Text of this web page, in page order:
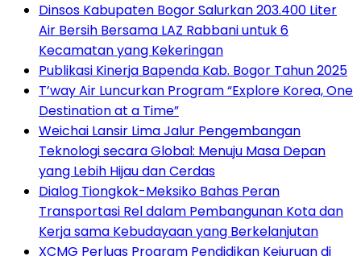
Dinsos Kabupaten Bogor Salurkan 203.400 Liter
Air Bersih Bersama LAZ Rabbani untuk 6
Kecamatan yang Kekeringan
Publikasi Kinerja Bapenda Kab. Bogor Tahun 2025
T’way Air Luncurkan Program “Explore Korea, One
Destination at a Time”
Weichai Lansir Lima Jalur Pengembangan
Teknologi secara Global: Menuju Masa Depan
yang Lebih Hijau dan Cerdas
Dialog Tiongkok-Meksiko Bahas Peran
Transportasi Rel dalam Pembangunan Kota dan
Kerja sama Kebudayaan yang Berkelanjutan
XCMG Perluas Program Pendidikan Kejuruan di